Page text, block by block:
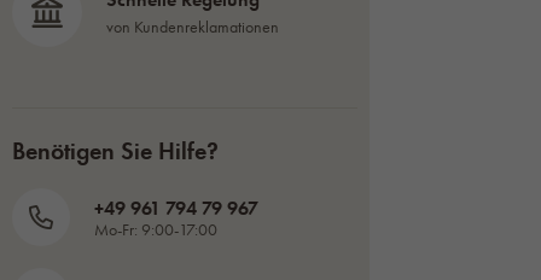
von Kundenreklamationen
Benötigen Sie Hilfe?
+49 961 794 79 967
Mo-Fr: 9:00-17:00